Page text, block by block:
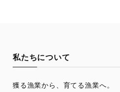
私たちについて
獲る漁業から、育てる漁業へ。